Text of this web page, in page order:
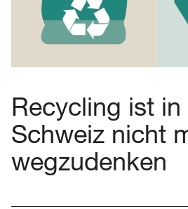
Recycling ist in
Schweiz nicht
wegzudenken